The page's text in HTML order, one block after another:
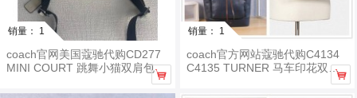
销量： 1
coach官网美国蔻驰代购CD277
MINI COURT 跳舞小猫双肩包

销量： 1
coach官方网站蔻驰代购C4134
C4135 TURNER 马车印花双肩
